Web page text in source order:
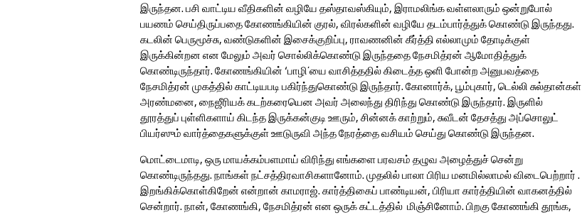
இருந்தன. பசி வாட்டிய வீதிகளின் வழியே தஸ்தாவஸ்கியும், இராமலிங்க வள்ளலாரும் ஒன்றுபோல்
பயணம் செய்திருப்பதை கோணங்கியின் குரல், விரல்களின் வழியே தடம்பார்த்துக் கொண்டு இருந்தது.
கடலின் பெருமூச்சு, வண்டுகளின் இசைக்குறிப்பு, ராவணனின் கீர்த்தி எல்லாமும் தோடிக்குள்
இருக்கின்றன என மேலும் அவர் சொல்லிக்கொண்டு இருந்ததை நேசமித்ரன் ஆமோதித்துக்
கொண்டிருந்தார். கோணங்கியின் ‘பாழி’யை வாசித்ததில் கிடைத்த ஒளி போன்ற அனுபவத்தை
நேசமித்ரன் முகத்தில் காட்டியபடி பகிர்ந்துகொண்டு இருந்தார். கோனார்க், பூம்புகார், டெல்லி சுல்தான்கள்
அரண்மனை, நைஜீரியக் கடற்கரையென அவர் அலைந்து திரிந்து கொண்டு இருந்தார். இருளில்
தூரத்துப் புள்ளிகளாய் கிடந்த இருக்கன்குடி ஊரும், சின்னக் காற்றும், சுவீடன் தேசத்து அப்சொலுட்
பியர்ஸும் வார்த்தைகளுக்குள் ஊடுருவி அந்த நேரத்தை வசியம் செய்து கொண்டு இருந்தன.
மொட்டைமாடி, ஒரு மாயக்கம்பளமாய் விரிந்து எங்களை பரவசம் தழுவ அழைத்துச் சென்று
கொண்டிருந்தது. நாங்கள் நட்சத்திரவாசிகளானோம். முதலில் பாலா பிரிய மனமில்லாமல் விடைபெற்றார் .
இறங்கிக்கொள்கிறேன் என்றான் காமராஜ். கார்த்திகைப் பாண்டியன், பிரியா கார்த்தியின் வாகனத்தில்
சென்றார். நான், கோணங்கி, நேசமித்ரன் என ஒருக் கட்டத்தில் மிஞ்சினோம். பிறகு கோணங்கி தூங்க,